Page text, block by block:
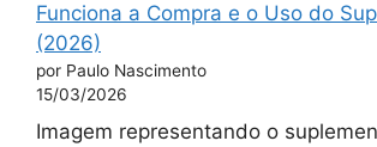
Funciona a Compra e o Uso do
(2026)
por Paulo Nascimento
15/03/2026
Imagem representando o